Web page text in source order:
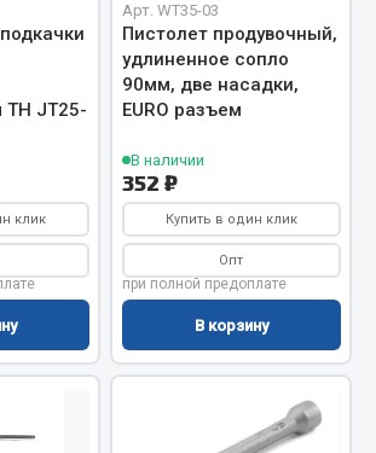
Показать ещё
TH JT25-
клик
Арт. WT35-03
Пистолет продувочный,
удлиненное сопло
90мм, две насадки,
EURO разъем
В наличии
352 ₽
Купить в один клик
Опт
при полной предоплате
В корзину